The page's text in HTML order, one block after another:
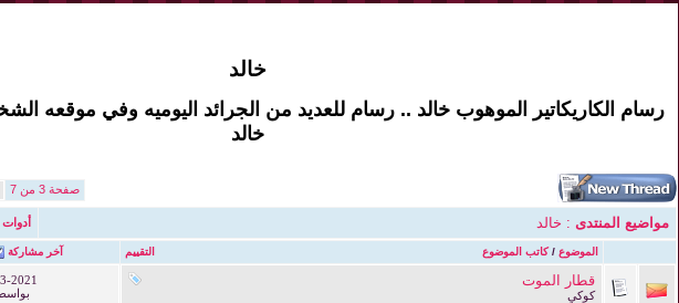
خالد
رسام الكاريكاتير الموهوب خالد .. رسام للعديد من الجرائد اليوميه وفي موقعه
خالد
صفحة 3 من 7
مواضيع المنتدى : خالد أدوات
التقييم الموضوع /كاتب الموضوع آخر مشاركة
قطار الموت
كوكي
2021